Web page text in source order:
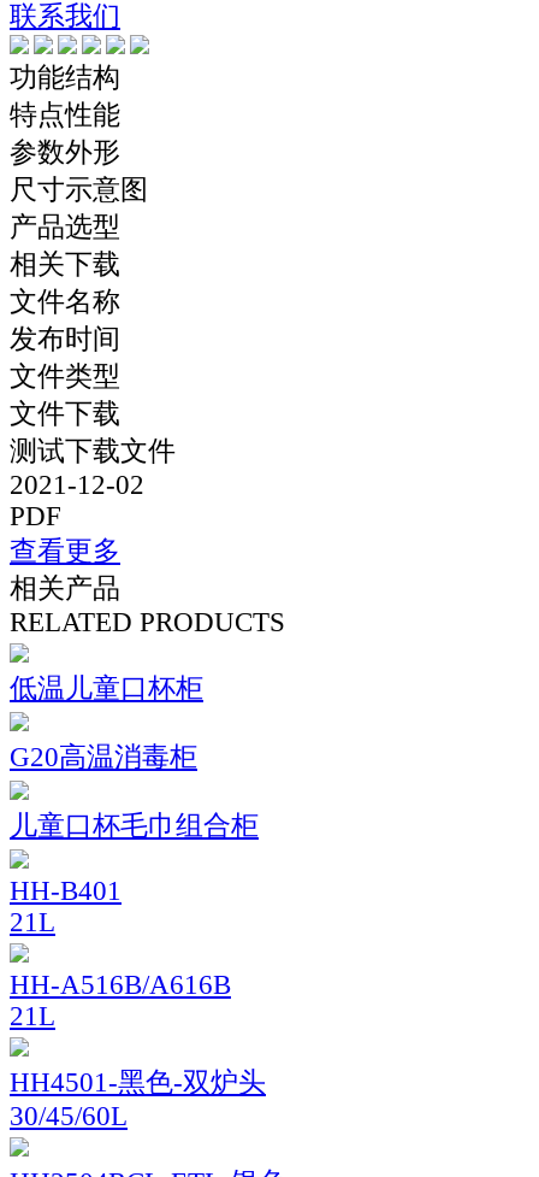
联系我们
功能结构
特点性能
参数外形
尺寸示意图
产品选型
相关下载
文件名称
发布时间
文件类型
文件下载
测试下载文件
2021-12-02
PDF
查看更多
相关产品
RELATED PRODUCTS
低温儿童口杯柜
G20高温消毒柜
儿童口杯毛巾组合柜
HH-B401
21L
HH-A516B/A616B
21L
HH4501-黑色-双炉头
30/45/60L